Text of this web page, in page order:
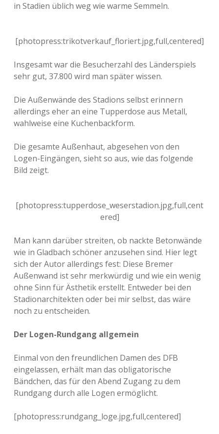
in Stadien üblich weg wie warme Semmeln.
[photopress:trikotverkauf_floriert.jpg,full,centered]
Insgesamt war die Besucherzahl des Länderspiels
sehr gut, 37.800 wird man später wissen.
Die Außenwände des Stadions selbst erinnern
allerdings eher an eine Tupperdose aus Metall,
wahlweise eine Kuchenbackform.
Die gesamte Außenhaut, abgesehen von den
Logen-Eingängen, sieht so aus, wie das folgende
Bild zeigt.
[photopress:tupperdose_weserstadion.jpg,full,cent
ered]
Man kann darüber streiten, ob nackte Betonwände
wie in Gladbach schöner anzusehen sind. Hier legt
sich der Autor allerdings fest: Diese Bremer
Außenwand ist sehr merkwürdig und wie ein wenig
ohne Sinn für Ästhetik erstellt. Entweder bei den
Stadionarchitekten oder bei mir selbst, das wäre
noch zu entscheiden.
Der Logen-Rundgang allgemein
Einmal von den freundlichen Damen des DFB
eingelassen, erhält man das obligatorische
Bändchen, das für den Abend Zugang zu dem
Rundgang durch alle Logen ermöglicht.
[photopress:rundgang_loge.jpg,full,centered]